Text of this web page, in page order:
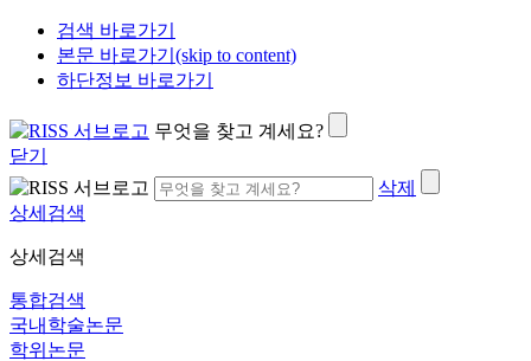
검색 바로가기
본문 바로가기(skip to content)
하단정보 바로가기
무엇을 찾고 계세요?
닫기
삭제
상세검색
상세검색
통합검색
국내학술논문
학위논문